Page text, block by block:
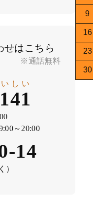
せはこちら
※通話無料
しい
～20:00
14
）
9
16
23
30